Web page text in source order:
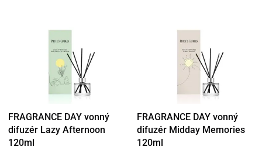
FRAGRANCE DAY vonný
difuzér Lazy Afternoon
120ml
FRAGRANCE DAY vonný
difuzér Midday Memories
120ml